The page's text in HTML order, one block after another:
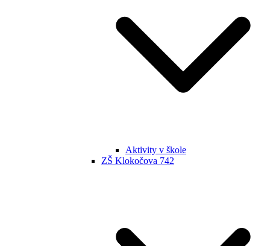
Aktivity v škole
ZŠ Klokočova 742